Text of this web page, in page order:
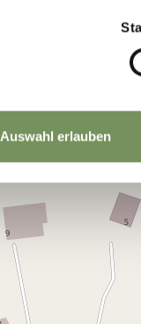
Auswahl erlauben